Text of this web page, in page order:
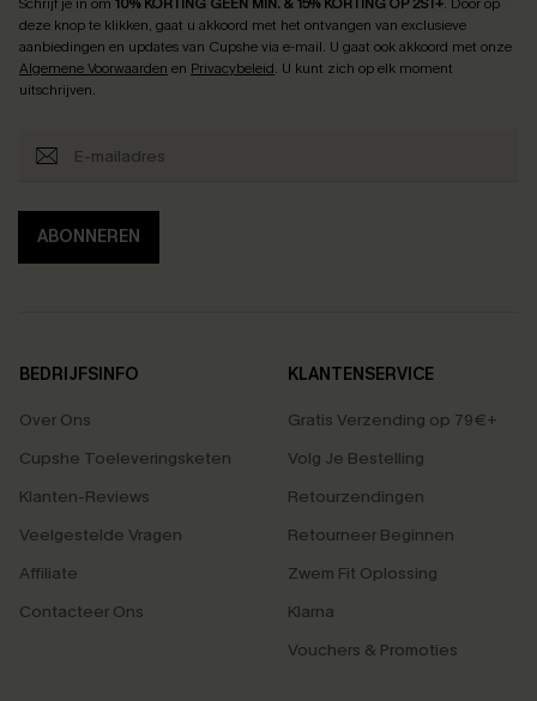
deze knop te klikken, gaat u akkoord met het ontvangen van exclusieve
aanbiedingen en updates van Cupshe via e-mail. U gaat ook akkoord met onze
Algemene Voorwaarden en Privacybeleid. U kunt zich op elk moment
uitschrijven.
ABONNEREN
BEDRIJFSINFO
Over Ons
Cupshe Toeleveringsketen
Klanten-Reviews
Veelgestelde Vragen
Affiliate
Contacteer Ons
KLANTENSERVICE
Gratis Verzending op 79€+
Volg Je Bestelling
Retourzendingen
Retourneer Beginnen
Zwem Fit Oplossing
Klarna
Vouchers & Promoties